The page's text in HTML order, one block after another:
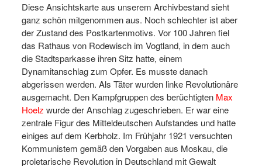
Diese Ansichtskarte aus unserem Archivbestand sieht
ganz schön mitgenommen aus. Noch schlechter ist aber
der Zustand des Postkartenmotivs. Vor 100 Jahren fiel
das Rathaus von Rodewisch im Vogtland, in dem auch
die Stadtsparkasse ihren Sitz hatte, einem
Dynamitanschlag zum Opfer. Es musste danach
abgerissen werden. Als Täter wurden linke Revolutionäre
ausgemacht. Den Kampfgruppen des berüchtigten Max
Hoelz wurde der Anschlag zugeschrieben. Er war eine
zentrale Figur des Mitteldeutschen Aufstandes und hatte
einiges auf dem Kerbholz. Im Frühjahr 1921 versuchten
Kommunistem gemäß den Vorgaben aus Moskau, die
proletarische Revolution in Deutschland mit Gewalt